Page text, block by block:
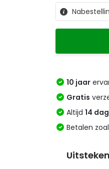
10 jaar
Gratis
Altijd14
Betalen